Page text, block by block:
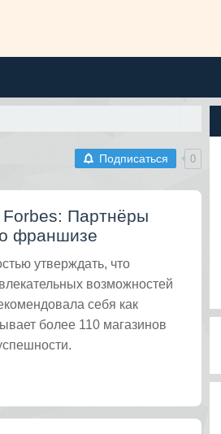
Подписаться 0
Партнёры
франшизе
утверждать, что
возможностей
себя как
более 110 магазинов